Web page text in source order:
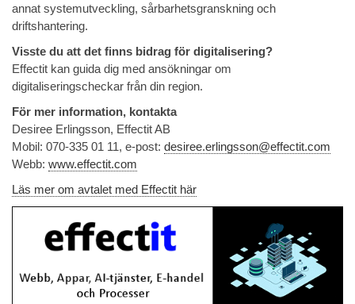
annat systemutveckling, sårbarhetsgranskning och
driftshantering.
Visste du att det finns bidrag för digitalisering?
Effectit kan guida dig med ansökningar om
digitaliseringscheckar från din region.
För mer information, kontakta
Desiree Erlingsson, Effectit AB
Mobil: 070-335 01 11, e-post: desiree.erlingsson@effectit.com
Webb: www.effectit.com
Läs mer om avtalet med Effectit här